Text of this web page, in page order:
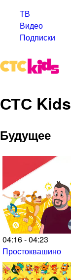
ТВ
Видео
Подписки
СТС Kids
Будущее
04:16 - 04:23
Простоквашино